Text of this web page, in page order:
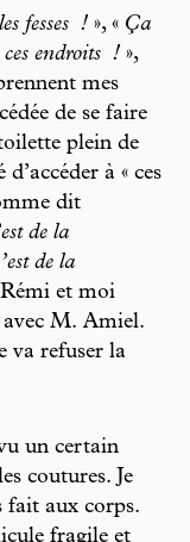
fesses ! », « Ça
endroits ! »,
mes
de se faire
plein de
à « ces
dit
de la
de la
Rémi et moi
avec M. Amiel.
va refuser la
un certain
coutures. Je
fait aux corps.
fragile et